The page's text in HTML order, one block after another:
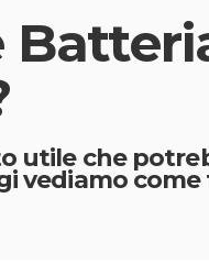
utile che
vediamo